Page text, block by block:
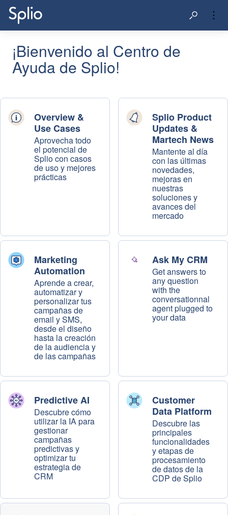
¡Bienvenido al Centro de
Ayuda de Splio!
Overview &
Use Cases
Aprovecha todo
el potencial de
Splio con casos
de uso y mejores
prácticas
Splio Product
Updates &
Martech News
Mantente al día
con las últimas
novedades,
mejoras en
nuestras
soluciones y
avances del
mercado
Marketing
Automation
Aprende a crear,
automatizar y
personalizar tus
campañas de
email y SMS,
desde el diseño
hasta la creación
de la audiencia y
de las campañas
Ask My CRM
Get answers to
any question
with the
conversationnal
agent plugged to
your data
Predictive AI
Descubre cómo
utilizar la IA para
gestionar
campañas
predictivas y
optimizar tu
estrategia de
CRM
Customer
Data Platform
Descubre las
principales
funcionalidades
y etapas de
procesamiento
de datos de la
CDP de Splio